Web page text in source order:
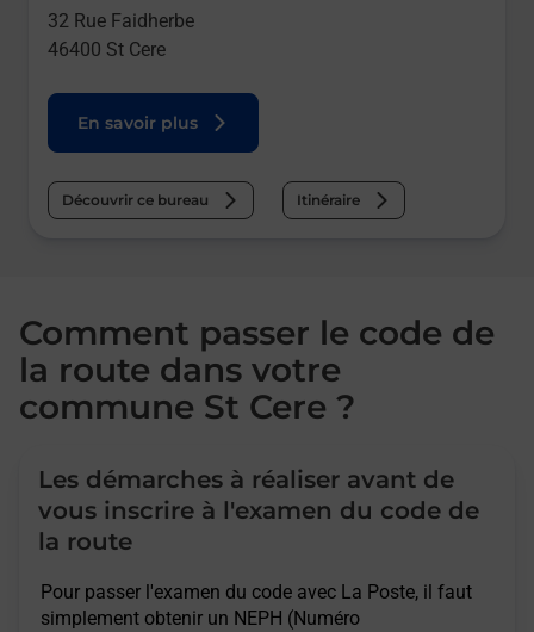
32 Rue Faidherbe
46400 St Cere
En savoir plus
Découvrir ce bureau Itinéraire
Comment passer le code de
la route dans votre
commune St Cere ?
Les démarches à réaliser avant de
vous inscrire à l'examen du code de
la route
Pour passer l'examen du code avec La Poste, il faut
simplement obtenir un NEPH (Numéro